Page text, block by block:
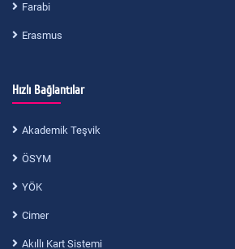
Farabi
Erasmus
Hızlı Bağlantılar
Akademik Teşvik
ÖSYM
YÖK
Cimer
Akıllı Kart Sistemi